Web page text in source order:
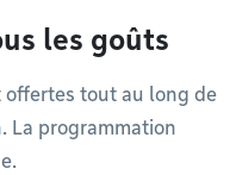
les goûts
offertes tout au long de
La programmation